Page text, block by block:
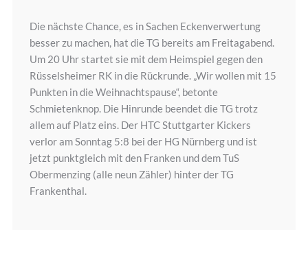
Die nächste Chance, es in Sachen Eckenverwertung
besser zu machen, hat die TG bereits am Freitagabend.
Um 20 Uhr startet sie mit dem Heimspiel gegen den
Rüsselsheimer RK in die Rückrunde. „Wir wollen mit 15
Punkten in die Weihnachtspause“, betonte
Schmietenknop. Die Hinrunde beendet die TG trotz
allem auf Platz eins. Der HTC Stuttgarter Kickers
verlor am Sonntag 5:8 bei der HG Nürnberg und ist
jetzt punktgleich mit den Franken und dem TuS
Obermenzing (alle neun Zähler) hinter der TG
Frankenthal.